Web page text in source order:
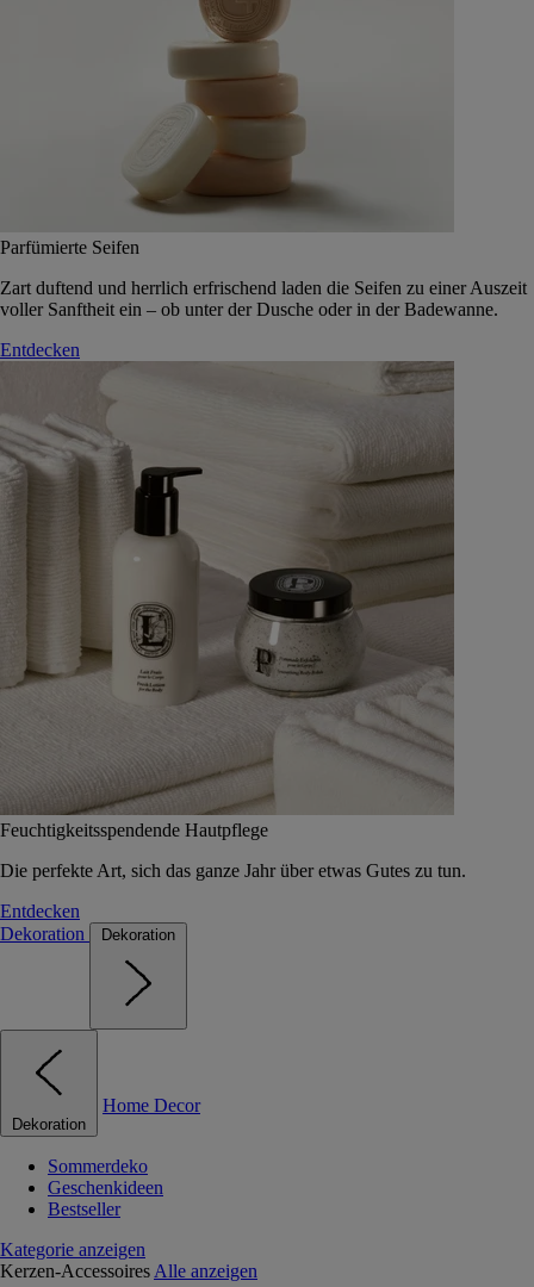
Parfümierte Seifen
Zart duftend und herrlich erfrischend laden die Seifen zu einer Auszeit
voller Sanftheit ein – ob unter der Dusche oder in der Badewanne.
Entdecken
Feuchtigkeitsspendende Hautpflege
Die perfekte Art, sich das ganze Jahr über etwas Gutes zu tun.
Entdecken
Dekoration
Dekoration
Dekoration
Home Decor
Sommerdeko
Geschenkideen
Bestseller
Kategorie anzeigen
Kerzen-Accessoires Alle anzeigen